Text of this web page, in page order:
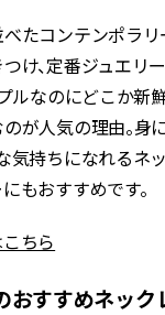
たコンテンポラリ
け、定番ジュエリ
プルなのにどこか新
が人気の理由。身
気持ちになれるネ
もおすすめです。
ちら
おすすめネック